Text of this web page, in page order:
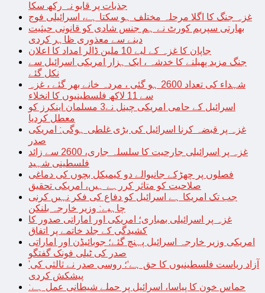
جذبات پر قابو نہ رکھ سکا
غزہ جنگ کا اگلا مرحلہ مختلف ہو سکتا ہے، اسرائیلی فوج
بھارتی سپریم کورٹ نے ہم جنس شادی کو قانونی حیثیت
دینے سے معذوری ظاہر کردی
جاپان کا غزہ کے لیے 10 ملین ڈالر امداد کا اعلان
جنگ مزید پھیلنے کا خدشہ ، ایک ہزار امریکی اسرائیل سے
نکل گئے
شہداء کی تعداد 2600 ہو گئی ، مردہ خانے بھر گئے ، غزہ
سے 11 لاکھ فلسطینیوں کا انخلاء
اسرائیل کے حامی امریکی چینل نے3 مسلمان اینکرز کو
معطل کردیا
غزہ پر قبضہ کرنا اسرائیل کی بڑی غلطی ہوگی: امریکی
صدر
غزہ پر اسرائیلی جارحیت کا سلسلہ جاری، 2600 سے زائد
فلسطینی شہید
فصلوں پر چھڑکے جانیوالے دو کیمیکل بچوں کی دماغی
صلاحیت کو متاثر کررہے ہیں، امریکی تحقیق
جب تک امریکا ہے اسرائیل کو دفاع کی فکر نہیں کرنی
چاہیے: وزیر خارجہ بلنکن
غزہ پر اسرائیلی بمباری؛ امریکی اور اماراتی صدور کا
کشیدگی کے جلد خاتمے پر اتفاق
امریکی وزیر خارجہ اسرائیل پہنچ گئے؛ جوبائیڈن اور اماراتی
صدر کی ٹیلی فونک گفتگو
’آزاد ریاست فلسطینیوں کا حق ہے‘؛ روسی صدر نے ثالثی کی
پیشکش کردی
حماس خون کا پیاسا، اسرائیل پر حملے شیطانی عمل ہے: